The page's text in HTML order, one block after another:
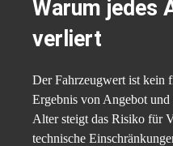
Warum jedes
verliert
Der Fahrzeugwert ist kein
Ergebnis von Angebot
Alter steigt das Risiko für
technische